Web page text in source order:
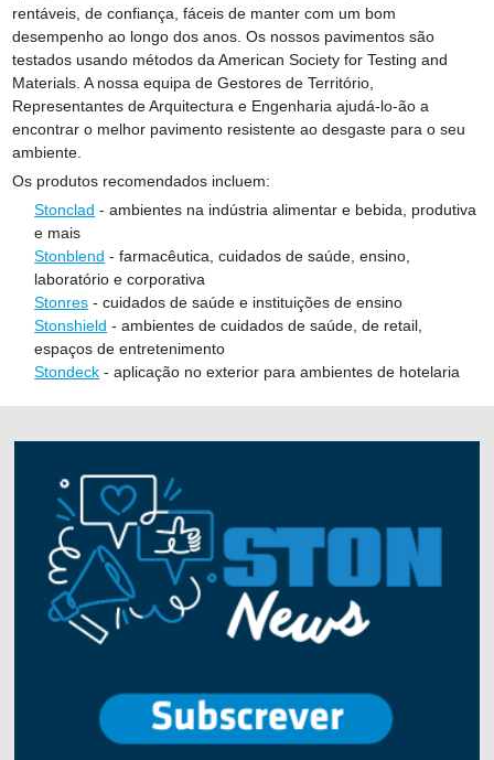
rentáveis, de confiança, fáceis de manter com um bom
desempenho ao longo dos anos. Os nossos pavimentos são
testados usando métodos da American Society for Testing and
Materials. A nossa equipa de Gestores de Território,
Representantes de Arquitectura e Engenharia ajudá-lo-ão a
encontrar o melhor pavimento resistente ao desgaste para o seu
ambiente.
Os produtos recomendados incluem:
Stonclad - ambientes na indústria alimentar e bebida, produtiva
e mais
Stonblend - farmacêutica, cuidados de saúde, ensino,
laboratório e corporativa
Stonres - cuidados de saúde e instituições de ensino
Stonshield - ambientes de cuidados de saúde, de retail,
espaços de entretenimento
Stondeck - aplicação no exterior para ambientes de hotelaria